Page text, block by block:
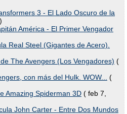
3 - El Lado Oscuro de la
América - El Primer Vengador
Real Steel (Gigantes de Acero).
The Avengers (Los Vengadores) (
con más del Hulk. WOW...
(
Amazing Spiderman 3D ( feb 7,
John Carter - Entre Dos Mundos